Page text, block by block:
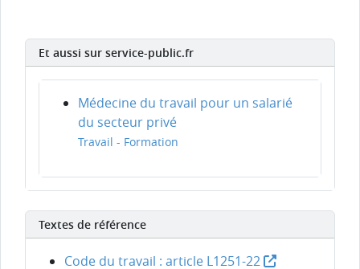
Et aussi sur service-public.fr
Médecine du travail pour un salarié
du secteur privé
Travail - Formation
Textes de référence
Code du travail : article L1251-22